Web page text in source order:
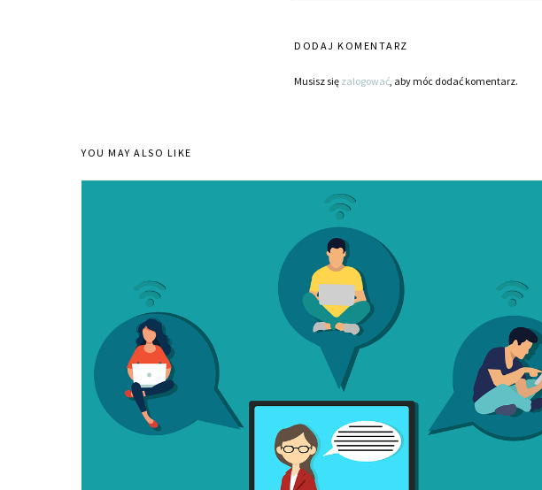
DODAJ KOMENTARZ
Musisz się zalogować, aby móc dodać komentarz.
YOU MAY ALSO LIKE